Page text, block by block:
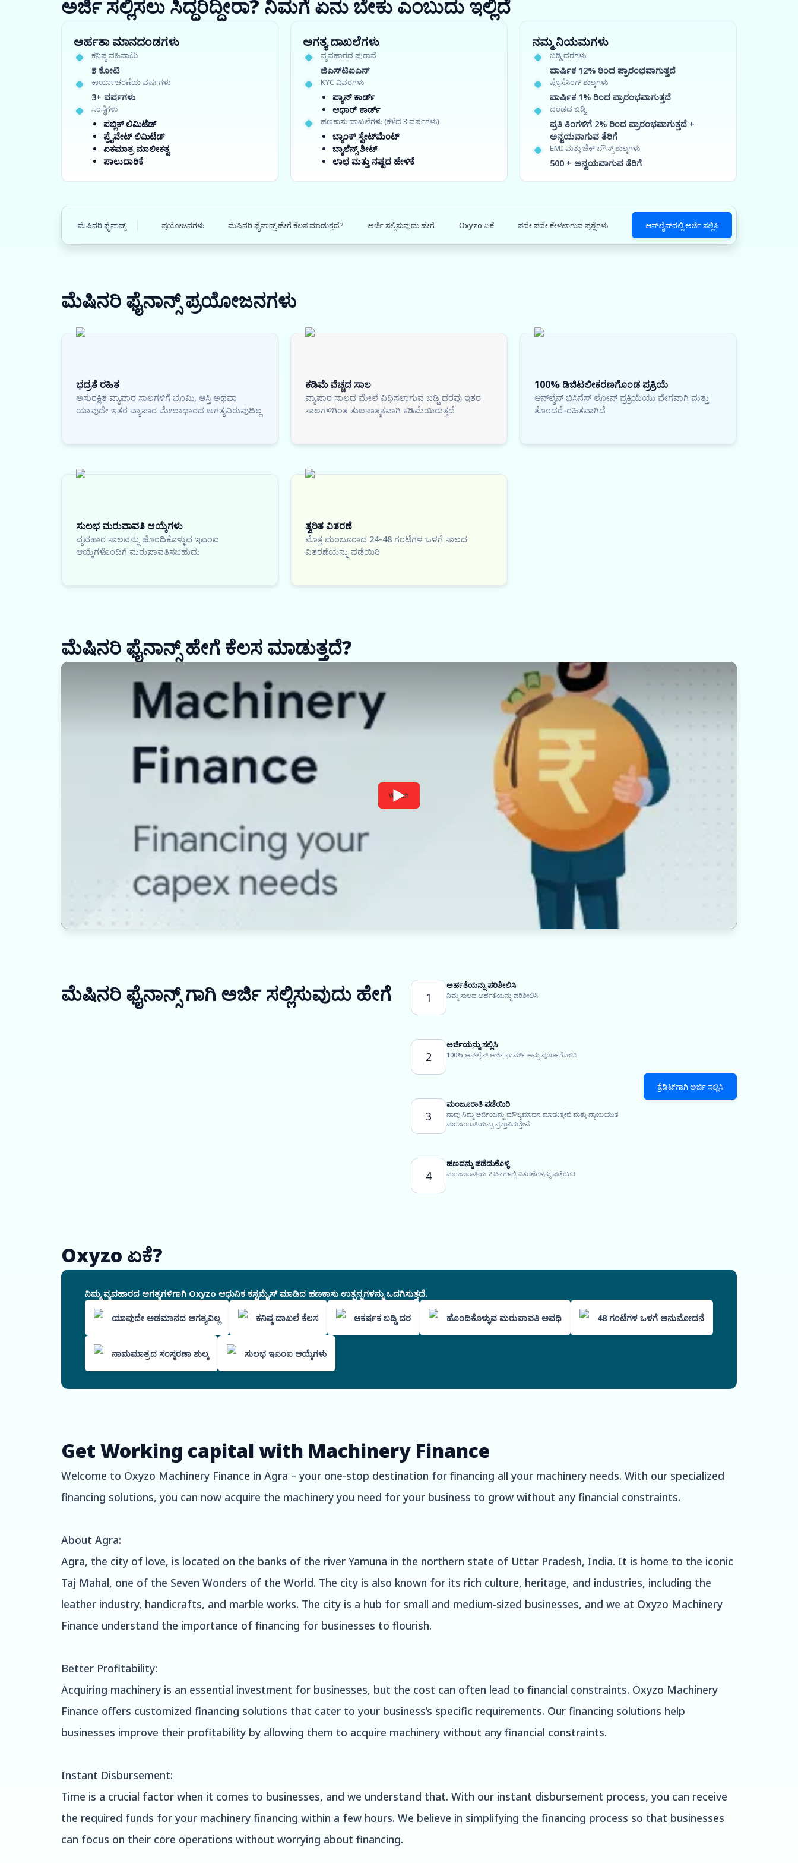
ಅರ್ಜಿ ಸಲ್ಲಿಸಲು ಸಿದ್ಧರಿದ್ದೀರಾ? ನಿಮಗೆ ಏನು ಬೇಕು ಎಂಬುದು ಇಲ್ಲಿದೆ
ಅರ್ಹತಾ ಮಾನದಂಡಗಳು
ಕನಿಷ್ಠ ವಹಿವಾಟು
₹3 ಕೋಟಿ
ಕಾರ್ಯಾಚರಣೆಯ ವರ್ಷಗಳು
3+ ವರ್ಷಗಳು
ಸಂಸ್ಥೆಗಳು
ಪಬ್ಲಿಕ್ ಲಿಮಿಟೆಡ್
ಪ್ರೈವೇಟ್ ಲಿಮಿಟೆಡ್
ಏಕಮಾತ್ರ ಮಾಲೀಕತ್ವ
ಪಾಲುದಾರಿಕೆ
ಅಗತ್ಯ ದಾಖಲೆಗಳು
ವ್ಯವಹಾರದ ಪುರಾವೆ
ಜಿಎಸ್‍ಟಿಐಎನ್
KYC ವಿವರಗಳು
ಪ್ಯಾನ್ ಕಾರ್ಡ್
ಆಧಾರ್ ಕಾರ್ಡ್
ಹಣಕಾಸು ದಾಖಲೆಗಳು (ಕಳೆದ 3 ವರ್ಷಗಳು)
ಬ್ಯಾಂಕ್ ಸ್ಟೇಟ್‌ಮೆಂಟ್
ಬ್ಯಾಲೆನ್ಸ್ ಶೀಟ್
ಲಾಭ ಮತ್ತು ನಷ್ಟದ ಹೇಳಿಕೆ
ನಮ್ಮ ನಿಯಮಗಳು
ಬಡ್ಡಿ ದರಗಳು
ವಾರ್ಷಿಕ 12% ರಿಂದ ಪ್ರಾರಂಭವಾಗುತ್ತದೆ
ಪ್ರೊಸೆಸಿಂಗ್ ಶುಲ್ಕಗಳು
ವಾರ್ಷಿಕ 1% ರಿಂದ ಪ್ರಾರಂಭವಾಗುತ್ತದೆ
ದಂಡದ ಬಡ್ಡಿ
ಪ್ರತಿ ತಿಂಗಳಿಗೆ 2% ರಿಂದ ಪ್ರಾರಂಭವಾಗುತ್ತದೆ +
ಅನ್ವಯವಾಗುವ ತೆರಿಗೆ
EMI ಮತ್ತು ಚೆಕ್ ಬೌನ್ಸ್ ಶುಲ್ಕಗಳು
500 + ಅನ್ವಯವಾಗುವ ತೆರಿಗೆ
ಮೆಷಿನರಿ ಫೈನಾನ್ಸ್ ಪ್ರಯೋಜನಗಳು ಮೆಷಿನರಿ ಫೈನಾನ್ಸ್ ಹೇಗೆ ಕೆಲಸ ಮಾಡುತ್ತದೆ? ಅರ್ಜಿ ಸಲ್ಲಿಸುವುದು ಹೇಗೆ Oxyzo ಏಕೆ ಪದೇ ಪದೇ ಕೇಳಲಾಗುವ ಪ್ರಶ್ನೆಗಳು ಆನ್‌ಲೈನ್‌ನಲ್ಲಿ ಅರ್ಜಿ ಸಲ್ಲಿಸಿ
ಮೆಷಿನರಿ ಫೈನಾನ್ಸ್ಪ್ರಯೋಜನಗಳು
ಭದ್ರತೆ ರಹಿತ
ಅಸುರಕ್ಷಿತ ವ್ಯಾಪಾರ ಸಾಲಗಳಿಗೆ ಭೂಮಿ, ಆಸ್ತಿ ಅಥವಾ
ಯಾವುದೇ ಇತರ ವ್ಯಾಪಾರ ಮೇಲಾಧಾರದ ಅಗತ್ಯವಿರುವುದಿಲ್ಲ
ಕಡಿಮೆ ವೆಚ್ಚದ ಸಾಲ
ವ್ಯಾಪಾರ ಸಾಲದ ಮೇಲೆ ವಿಧಿಸಲಾಗುವ ಬಡ್ಡಿ ದರವು ಇತರ
ಸಾಲಗಳಿಗಿಂತ ತುಲನಾತ್ಮಕವಾಗಿ ಕಡಿಮೆಯಿರುತ್ತದೆ
100% ಡಿಜಿಟಲೀಕರಣಗೊಂಡ ಪ್ರಕ್ರಿಯೆ
ಆನ್‌ಲೈನ್ ಬಿಸಿನೆಸ್ ಲೋನ್ ಪ್ರಕ್ರಿಯೆಯು ವೇಗವಾಗಿ ಮತ್ತು
ತೊಂದರೆ-ರಹಿತವಾಗಿದೆ
ಸುಲಭ ಮರುಪಾವತಿ ಆಯ್ಕೆಗಳು
ವ್ಯವಹಾರ ಸಾಲವನ್ನು ಹೊಂದಿಕೊಳ್ಳುವ ಇಎಂಐ
ಆಯ್ಕೆಗಳೊಂದಿಗೆ ಮರುಪಾವತಿಸಬಹುದು
ತ್ವರಿತ ವಿತರಣೆ
ಮೊತ್ತ ಮಂಜೂರಾದ 24-48 ಗಂಟೆಗಳ ಒಳಗೆ ಸಾಲದ
ವಿತರಣೆಯನ್ನು ಪಡೆಯಿರಿ
ಮೆಷಿನರಿ ಫೈನಾನ್ಸ್ ಹೇಗೆ ಕೆಲಸ ಮಾಡುತ್ತದೆ?
Watch
ಮೆಷಿನರಿ ಫೈನಾನ್ಸ್ ಗಾಗಿ ಅರ್ಜಿ ಸಲ್ಲಿಸುವುದು ಹೇಗೆ 1
ಅರ್ಹತೆಯನ್ನು ಪರಿಶೀಲಿಸಿ
ನಿಮ್ಮ ಸಾಲದ ಅರ್ಹತೆಯನ್ನು ಪರಿಶೀಲಿಸಿ
2
ಅರ್ಜಿಯನ್ನು ಸಲ್ಲಿಸಿ
100% ಆನ್‌ಲೈನ್ ಅರ್ಜಿ ಫಾರ್ಮ್ ಅನ್ನು ಪೂರ್ಣಗೊಳಿಸಿ
3
ಮಂಜೂರಾತಿ ಪಡೆಯಿರಿ
ನಾವು ನಿಮ್ಮ ಅರ್ಜಿಯನ್ನು ಮೌಲ್ಯಮಾಪನ ಮಾಡುತ್ತೇವೆ ಮತ್ತು ನ್ಯಾಯಯುತ
ಮಂಜೂರಾತಿಯನ್ನು ಪ್ರಸ್ತಾಪಿಸುತ್ತೇವೆ
4
ಹಣವನ್ನು ಪಡೆದುಕೊಳ್ಳಿ
ಮಂಜೂರಾತಿಯ 2 ದಿನಗಳಲ್ಲಿ ವಿತರಣೆಗಳನ್ನು ಪಡೆಯಿರಿ
ಕ್ರೆಡಿಟ್‌ಗಾಗಿ ಅರ್ಜಿ ಸಲ್ಲಿಸಿ
Oxyzo ಏಕೆ?
ನಿಮ್ಮ ವ್ಯವಹಾರದ ಅಗತ್ಯಗಳಿಗಾಗಿ Oxyzo ಆಧುನಿಕ ಕಸ್ಟಮೈಸ್ ಮಾಡಿದ ಹಣಕಾಸು ಉತ್ಪನ್ನಗಳನ್ನು ಒದಗಿಸುತ್ತದೆ.
ಯಾವುದೇ ಅಡಮಾನದ ಅಗತ್ಯವಿಲ್ಲ ಕನಿಷ್ಠ ದಾಖಲೆ ಕೆಲಸ ಆಕರ್ಷಕ ಬಡ್ಡಿ ದರ ಹೊಂದಿಕೊಳ್ಳುವ ಮರುಪಾವತಿ ಅವಧಿ 48 ಗಂಟೆಗಳ ಒಳಗೆ ಅನುಮೋದನೆ
ನಾಮಮಾತ್ರದ ಸಂಸ್ಕರಣಾ ಶುಲ್ಕ ಸುಲಭ ಇಎಂಐ ಆಯ್ಕೆಗಳು
Get Working capital with Machinery Finance
Welcome to Oxyzo Machinery Finance in Agra – your one-stop destination for financing all your machinery needs. With our specialized
financing solutions, you can now acquire the machinery you need for your business to grow without any financial constraints.
About Agra:
Agra, the city of love, is located on the banks of the river Yamuna in the northern state of Uttar Pradesh, India. It is home to the iconic
Taj Mahal, one of the Seven Wonders of the World. The city is also known for its rich culture, heritage, and industries, including the
leather industry, handicrafts, and marble works. The city is a hub for small and medium-sized businesses, and we at Oxyzo Machinery
Finance understand the importance of financing for businesses to flourish.
Better Profitability:
Acquiring machinery is an essential investment for businesses, but the cost can often lead to financial constraints. Oxyzo Machinery
Finance offers customized financing solutions that cater to your business’s specific requirements. Our financing solutions help
businesses improve their profitability by allowing them to acquire machinery without any financial constraints.
Instant Disbursement:
Time is a crucial factor when it comes to businesses, and we understand that. With our instant disbursement process, you can receive
the required funds for your machinery financing within a few hours. We believe in simplifying the financing process so that businesses
can focus on their core operations without worrying about financing.